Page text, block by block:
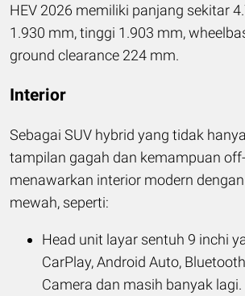
HEV 2026 memiliki panjang sekitar
1.930 mm, tinggi 1.903 mm,
ground clearance 224 mm.
Interior
Sebagai SUV hybrid yang tidak
tampilan gagah dan kemampuan
menawarkan interior modern
mewah, seperti:
Head unit layar sentuh 9 inchi
CarPlay, Android Auto,
Camera dan masih banyak lagi.